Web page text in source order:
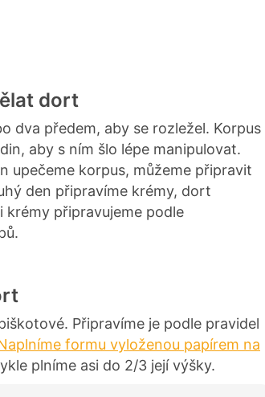
dort
dva předem, aby se rozležel. Korpus
aby s ním šlo lépe manipulovat.
upečeme korpus, můžeme připravit
den připravíme krémy, dort
krémy připravujeme podle
Připravíme je podle pravidel
formu vyloženou papírem na
plníme asi do 2/3 její výšky.